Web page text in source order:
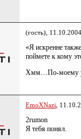
(гость),
«Я искренне
поймете к кому
Хмм…По-моему
EmoXNazi ,
2rumon
Я тебя понял.